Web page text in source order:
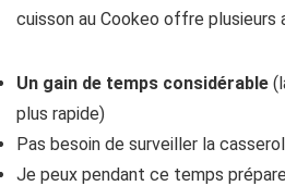
cuisson au Cookeo offre plusieurs
Un gain de temps considérable
plus rapide)
Pas besoin de surveiller la
Je peux pendant ce temps